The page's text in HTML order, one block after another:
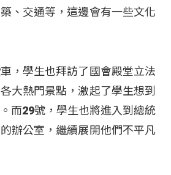
、交通等，這邊會有一些文化
，學生也拜訪了國會殿堂立法
大熱門景點，激起了學生想到
而29號，學生也將進入到總統
辦公室，繼續展開他們不平凡